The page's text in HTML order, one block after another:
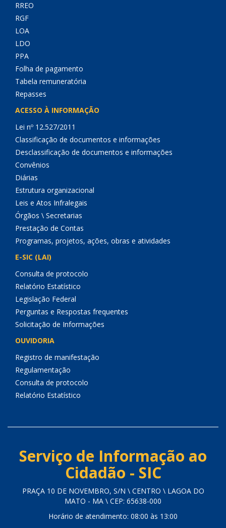
RREO
RGF
LOA
LDO
PPA
Folha de pagamento
Tabela remuneratória
Repasses
ACESSO À INFORMAÇÃO
Lei nº 12.527/2011
Classificação de documentos e informações
Desclassificação de documentos e informações
Convênios
Diárias
Estrutura organizacional
Leis e Atos Infralegais
Órgãos \ Secretarias
Prestação de Contas
Programas, projetos, ações, obras e atividades
E-SIC (LAI)
Consulta de protocolo
Relatório Estatístico
Legislação Federal
Perguntas e Respostas frequentes
Solicitação de Informações
OUVIDORIA
Registro de manifestação
Regulamentação
Consulta de protocolo
Relatório Estatístico
Serviço de Informação ao
Cidadão - SIC
PRAÇA 10 DE NOVEMBRO, S/N \ CENTRO \ LAGOA DO
MATO - MA \ CEP: 65638-000
Horário de atendimento: 08:00 às 13:00